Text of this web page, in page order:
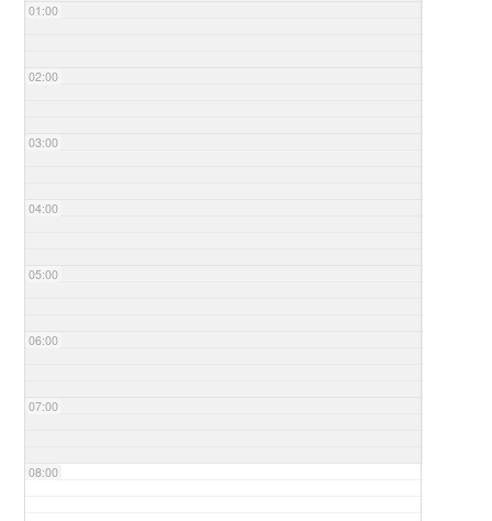
01:00
02:00
03:00
04:00
05:00
06:00
07:00
08:00